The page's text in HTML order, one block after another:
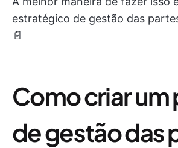
estratégico de gestão das
📄
Como criar um
de gestão das